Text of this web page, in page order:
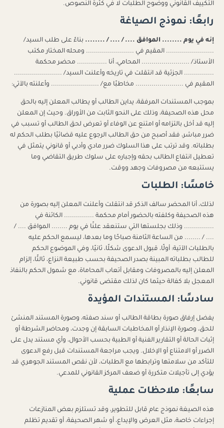
التكييف القانوني ووضوح الطلبات لا في كثرة النصوص.
رابعًا: نموذج الصياغة
إنه في يوم ........ الموافق .... / .... / ........ بناءً على طلب السيد/
........................ المقيم في ........................ ومحله المختار مكتب
الأستاذ/ ........................ المحامي، أنا ............... محضر محكمة
............... الجزئية قد انتقلت في تاريخه وأعلنت السيد/ ........................
المقيم في ........................ مخاطبًا مع/ ........................ وأعلنته بالآتي:
بموجب المستندات المرفقة، يداين الطالب أو يطالب المعلن إليه بالحق
محل هذه الصحيفة، وذلك على النحو الثابت من الأوراق. وحيث إن المعلن
إليه قد أخل بالتزامه أو امتنع عن الوفاء أو تعرض لحق الطالب أو تسبب في
ضرر مباشر، فقد أصبح من حق الطالب الرجوع عليه قضائيًا بطلب الحكم له
بطلباته. وقد ترتب على هذا السلوك ضرر مادي وأدبي أو قانوني يتمثل في
تعطيل انتفاع الطالب بحقه وإجباره على سلوك طريق التقاضي وما
يستتبعه من مصروفات وجهد ووقت.
خامسًا: الطلبات
لذلك، أنا المحضر سالف الذكر قد انتقلت وأعلنت المعلن إليه بصورة من
هذه الصحيفة وكلفته بالحضور أمام محكمة ............... الكائنة في
............... وذلك بجلستها التي ستنعقد علنًا في يوم ........ الموافق .... /
.... / ........ من الساعة الثامنة صباحًا وما بعدها، ليسمع الحكم عليه
بالطلبات الآتية: أولًا، قبول الدعوى شكلًا، ثانيًا، وفي الموضوع الحكم
للطالب بطلباته المبينة بصدر الصحيفة بحسب طبيعة النزاع، ثالثًا، إلزام
المعلن إليه بالمصروفات ومقابل أتعاب المحاماة، مع شمول الحكم بالنفاذ
المعجل بلا كفالة حيثما كان لذلك مقتضى قانوني.
سادسًا: المستندات المؤيدة
يفضل إرفاق صورة بطاقة الطالب أو سند صفته، وصورة المستند المنشئ
للحق، وصورة الإنذار أو المخاطبات السابقة إن وجدت، ومحاضر الشرطة أو
إثبات الحالة أو التقارير الفنية أو الطبية بحسب الأحوال، وأي مستند يدل على
الضرر أو الامتناع أو الإخلال. ويجب مراجعة المستندات قبل رفع الدعوى
للتأكد من سلامتها وترابطها مع الطلبات، لأن نقص المستند الجوهري قد
يؤدي إلى تأجيلات متكررة أو ضعف المركز القانوني للمدعي.
سابعًا: ملاحظات عملية
هذه الصيغة نموذج عام قابل للتطوير، وقد تستلزم بعض المنازعات
إجراءات خاصة، مثل العرض والإيداع، أو شهر الصحيفة، أو تقديم تظلم